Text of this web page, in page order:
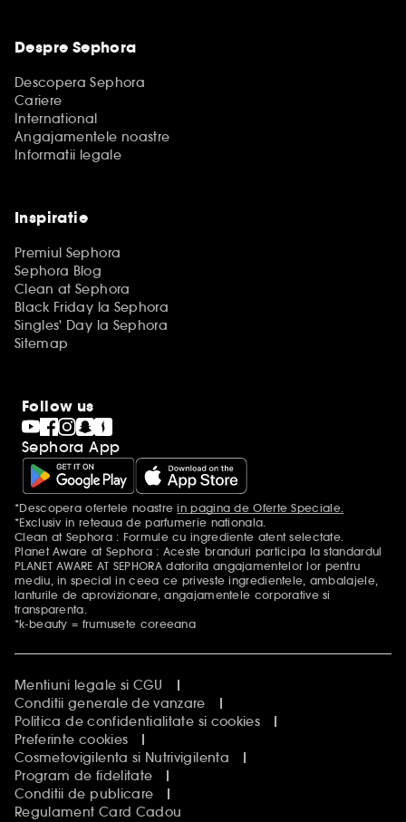
Despre Sephora
Descopera Sephora
Cariere
International
Angajamentele noastre
Informatii legale
Inspiratie
Premiul Sephora
Sephora Blog
Clean at Sephora
Black Friday la Sephora
Singles' Day la Sephora
Sitemap
Follow us
Sephora App
Mentiuni aditionale
*Descopera ofertele noastrein pagina de Oferte Speciale.
*Exclusiv in reteaua de parfumerie nationala.
Clean at Sephora : Formule cu ingrediente atent selectate.
Planet Aware at Sephora : Aceste branduri participa la standardul
PLANET AWARE AT SEPHORA datorita angajamentelor lor pentru
mediu, in special in ceea ce priveste ingredientele, ambalajele,
lanturile de aprovizionare, angajamentele corporative si
transparenta.
*k-beauty = frumusete coreeana
Mentiuni legale si CGU
Conditii generale de vanzare
Politica de confidentialitate si cookies
Preferinte cookies
Cosmetovigilenta si Nutrivigilenta
Program de fidelitate
Conditii de publicare
Regulament Card Cadou